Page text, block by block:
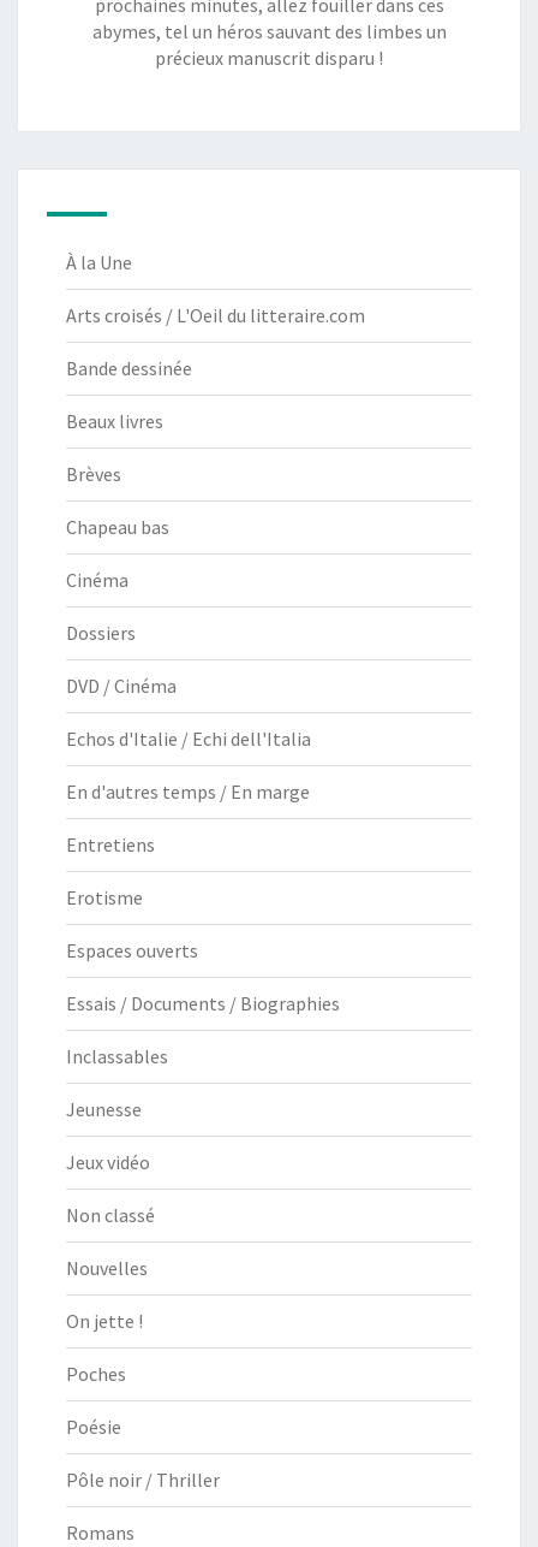
prochaines minutes, allez fouiller dans ces
abymes, tel un héros sauvant des limbes un
précieux manuscrit disparu !
À la Une
Arts croisés / L'Oeil du litteraire.com
Bande dessinée
Beaux livres
Brèves
Chapeau bas
Cinéma
Dossiers
DVD / Cinéma
Echos d'Italie / Echi dell'Italia
En d'autres temps / En marge
Entretiens
Erotisme
Espaces ouverts
Essais / Documents / Biographies
Inclassables
Jeunesse
Jeux vidéo
Non classé
Nouvelles
On jette !
Poches
Poésie
Pôle noir / Thriller
Romans